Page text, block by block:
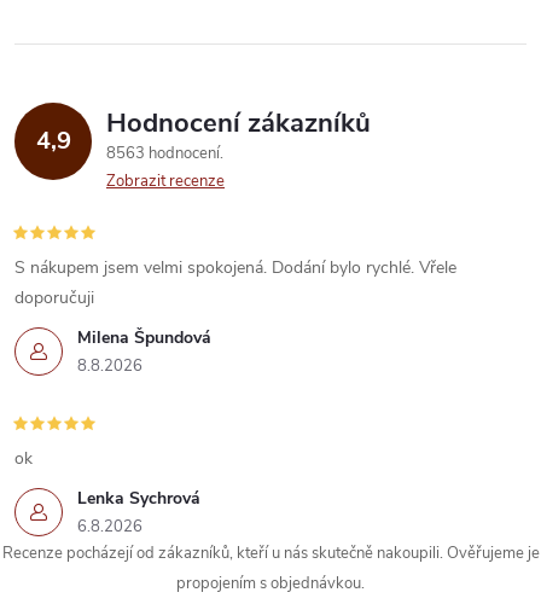
l
d
a
c
í
p
r
v
k
y
v
4,9 Hodnocení zákazníků
8563 hodnocení
Zobrazit recenze
Milena Špundová
8.8.2026
S nákupem jsem velmi spokojená. Dodání bylo rychlé. Vřele
doporučuji
Lenka Sychrová
6.8.2026
ok
Recenze pocházejí od zákazníků, kteří u nás skutečně nakoupili. Ověřujeme je
propojením s objednávkou.